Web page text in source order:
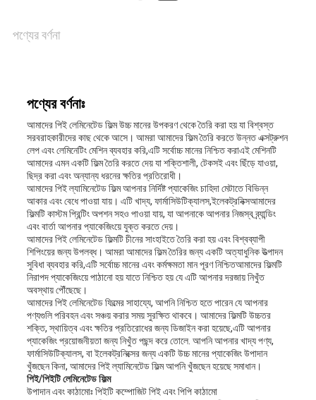
খবর
ব্লগ
সাইট
ম্যাপ
গোপনীয়তা
নীতি
পণ্যের বর্ণনা
পণ্যের বর্ণনাঃ
আমাদের পিই লেমিনেটেড ফিল্ম উচ্চ মানের উপকরণ থেকে তৈরি করা হয় যা বিশ্বস্ত
সরবরাহকারীদের কাছ থেকে আসে। আমরা আমাদের ফিল্ম তৈরি করতে উন্নত এক্সট্রুশন
লেপ এবং লেমিনেটিং মেশিন ব্যবহার করি,এটি সর্বোচ্চ মানের নিশ্চিত করাএই মেশিনটি
আমাদের এমন একটি ফিল্ম তৈরি করতে দেয় যা শক্তিশালী, টেকসই এবং ছিঁড়ে যাওয়া,
ছিদ্র করা এবং অন্যান্য ধরনের ক্ষতির প্রতিরোধী।
আমাদের পিই ল্যামিনেটেড ফিল্ম আপনার নির্দিষ্ট প্যাকেজিং চাহিদা মেটাতে বিভিন্ন
আকার এবং বেধে পাওয়া যায়। এটি খাদ্য, ফার্মাসিউটিক্যালস,ইলেকট্রনিক্সআমাদের
ফিল্মটি কাস্টম প্রিন্টিং অপশন সহও পাওয়া যায়, যা আপনাকে আপনার নিজস্ব ব্র্যান্ডিং
এবং বার্তা আপনার প্যাকেজিংয়ে যুক্ত করতে দেয়।
আমাদের পিই লেমিনেটেড ফিল্মটি চীনের সাংহাইতে তৈরি করা হয় এবং বিশ্বব্যাপী
শিপিংয়ের জন্য উপলব্ধ। আমরা আমাদের ফিল্ম তৈরির জন্য একটি অত্যাধুনিক উত্পাদন
সুবিধা ব্যবহার করি,এটি সর্বোচ্চ মানের এবং কর্মক্ষমতা মান পূরণ নিশ্চিতআমাদের ফিল্মটি
নিরাপদ প্যাকেজিংয়ে পাঠানো হয় যাতে নিশ্চিত হয় যে এটি আপনার দরজায় নিখুঁত
অবস্থায় পৌঁছেছে।
আমাদের পিই লেমিনেটেড ফিল্মের সাহায্যে, আপনি নিশ্চিত হতে পারেন যে আপনার
পণ্যগুলি পরিবহন এবং সঞ্চয় করার সময় সুরক্ষিত থাকবে। আমাদের ফিল্মটি উচ্চতর
শক্তি, স্থায়িত্ব এবং ক্ষতির প্রতিরোধের জন্য ডিজাইন করা হয়েছে,এটি আপনার
প্যাকেজিং প্রয়োজনীয়তা জন্য নিখুঁত পছন্দ করে তোলে. আপনি আপনার খাদ্য পণ্য,
ফার্মাসিউটিক্যালস, বা ইলেকট্রনিক্সের জন্য একটি উচ্চ মানের প্যাকেজিং উপাদান
খুঁজছেন কিনা, আমাদের পিই ল্যামিনেটেড ফিল্ম আপনি খুঁজছেন হয়েছে সমাধান।
পিই/পিইটি লেমিনেটেড ফিল্ম
উপাদান এবং কাঠামোঃ পিইটি কম্পোজিট পিই এবং পিপি কাঠামো